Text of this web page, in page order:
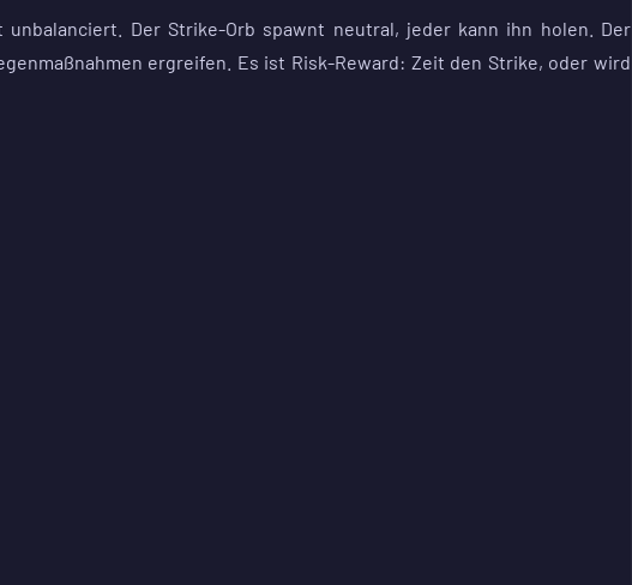
Der Strike-Orb spawnt neutral, jeder kann ihn holen. Der
ergreifen. Es ist Risk-Reward: Zeit den Strike, oder wird